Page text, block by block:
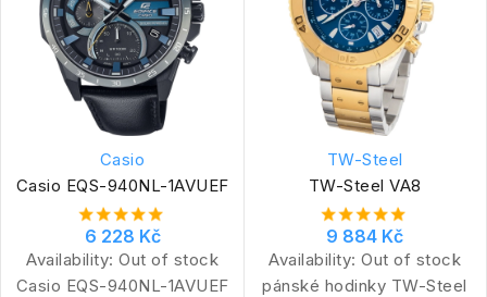
Casio
Casio EQS-940NL-1AVUEF
6 228 Kč
Availability: Out of stock
Casio EQS-940NL-1AVUEF
TW-Steel
TW-Steel VA8
9 884 Kč
Availability: Out of stock
pánské hodinky TW-Steel